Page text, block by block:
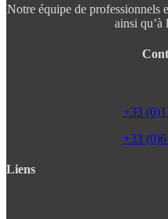
Notre équipe de professionnels
ainsi qu’à
+33
+33
Liens